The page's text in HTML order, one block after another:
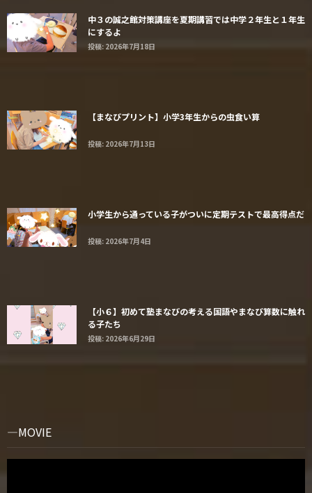
中３の誠之館対策講座を夏期講習では中学２年生と１年生
にするよ
投稿: 2026年7月18日
【まなびプリント】小学3年生からの虫食い算
投稿: 2026年7月13日
小学生から通っている子がついに定期テストで最高得点だ
投稿: 2026年7月4日
【小６】初めて塾まなびの考える国語やまなび算数に触れ
る子たち
投稿: 2026年6月29日
MOVIE